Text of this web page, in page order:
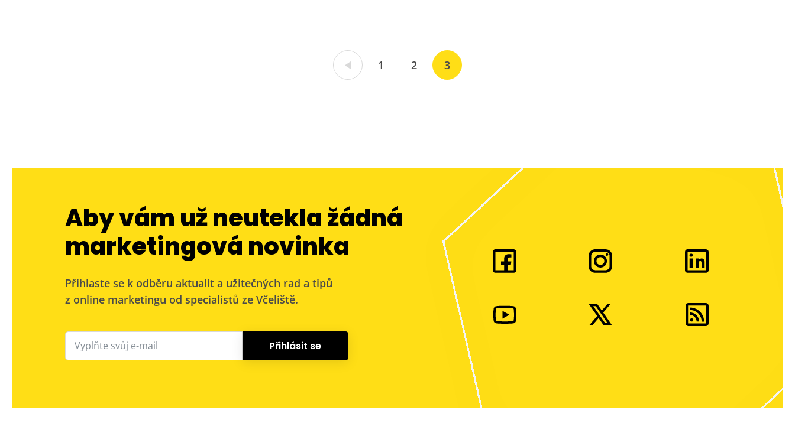
1 2 3
Aby vám už neutekla žádná
marketingová novinka
Přihlaste se k odběru aktualit a užitečných rad a tipů
z online marketingu od specialistů ze Včeliště.
Přihlásit se